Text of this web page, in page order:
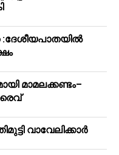
മാമലക്കണ്ടം–
വാവേലിക്കാർ